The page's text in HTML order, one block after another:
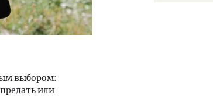
выбором:
или